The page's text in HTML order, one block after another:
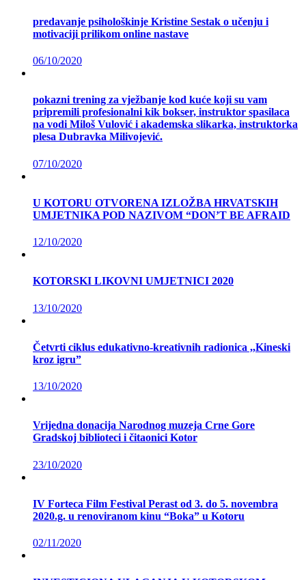
predavanje psihološkinje Kristine Sestak o učenju i
motivaciji prilikom online nastave
06/10/2020
pokazni trening za vježbanje kod kuće koji su vam
pripremili profesionalni kik bokser, instruktor spasilaca
na vodi Miloš Vulović i akademska slikarka, instruktorka
plesa Dubravka Milivojević.
07/10/2020
U KOTORU OTVORENA IZLOŽBA HRVATSKIH
UMJETNIKA POD NAZIVOM “DON’T BE AFRAID
12/10/2020
KOTORSKI LIKOVNI UMJETNICI 2020
13/10/2020
Četvrti ciklus edukativno-kreativnih radionica ,,Kineski
kroz igru”
13/10/2020
Vrijedna donacija Narodnog muzeja Crne Gore
Gradskoj biblioteci i čitaonici Kotor
23/10/2020
IV Forteca Film Festival Perast od 3. do 5. novembra
2020.g. u renoviranom kinu “Boka” u Kotoru
02/11/2020